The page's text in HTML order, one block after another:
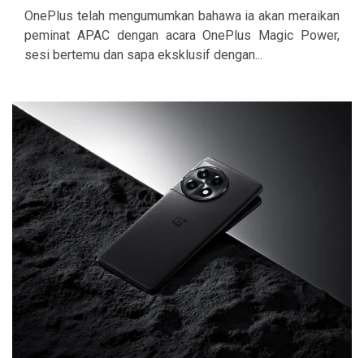
OnePlus telah mengumumkan bahawa ia akan meraikan
peminat APAC dengan acara OnePlus Magic Power,
sesi bertemu dan sapa eksklusif dengan...